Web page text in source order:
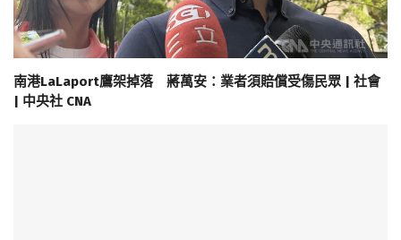
南港LaLaport鷹架掉落 蔣萬安：業者須賠償受傷民眾 | 社會
| 中央社 CNA